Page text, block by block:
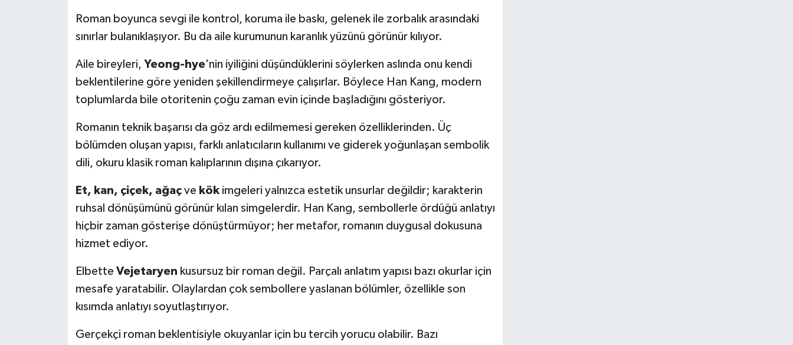
Roman boyunca sevgi ile kontrol, koruma ile baskı, gelenek ile zorbalık arasındaki
sınırlar bulanıklaşıyor. Bu da aile kurumunun karanlık yüzünü görünür kılıyor.
Aile bireyleri, Yeong-hye'nin iyiliğini düşündüklerini söylerken aslında onu kendi
beklentilerine göre yeniden şekillendirmeye çalışırlar. Böylece Han Kang, modern
toplumlarda bile otoritenin çoğu zaman evin içinde başladığını gösteriyor.
Romanın teknik başarısı da göz ardı edilmemesi gereken özelliklerinden. Üç
bölümden oluşan yapısı, farklı anlatıcıların kullanımı ve giderek yoğunlaşan sembolik
dili, okuru klasik roman kalıplarının dışına çıkarıyor.
Et, kan, çiçek, ağaç ve kök imgeleri yalnızca estetik unsurlar değildir; karakterin
ruhsal dönüşümünü görünür kılan simgelerdir. Han Kang, sembollerle ördüğü anlatıyı
hiçbir zaman gösterişe dönüştürmüyor; her metafor, romanın duygusal dokusuna
hizmet ediyor.
Elbette Vejetaryen kusursuz bir roman değil. Parçalı anlatım yapısı bazı okurlar için
mesafe yaratabilir. Olaylardan çok sembollere yaslanan bölümler, özellikle son
kısımda anlatıyı soyutlaştırıyor.
Gerçekçi roman beklentisiyle okuyanlar için bu tercih yorucu olabilir. Bazı